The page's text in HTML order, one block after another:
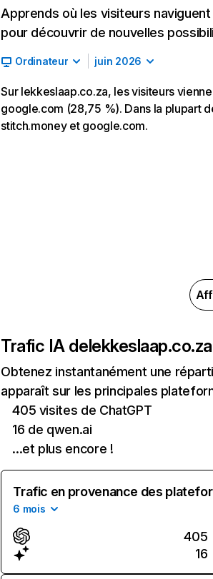
Apprends où les visiteurs
pour découvrir de nouvelles
Ordinateur juin 2026
Sur lekkeslaap.co.za, les visiteurs
google.com (28,75 %). Dans la plupart
stitch.money et google.com.
Trafic IA delekkeslaap.co.za
Obtenez instantanément une
apparaît sur les principales
405 visites de ChatGPT
16 de qwen.ai
...et plus encore !
Trafic en provenance des
6 mois
405
16